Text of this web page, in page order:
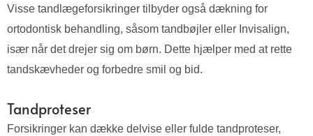
Visse tandlægeforsikringer tilbyder også dækning for
ortodontisk behandling, såsom tandbøjler eller Invisalign,
især når det drejer sig om børn. Dette hjælper med at rette
tandskævheder og forbedre smil og bid.
Tandproteser
Forsikringer kan dække delvise eller fulde tandproteser,